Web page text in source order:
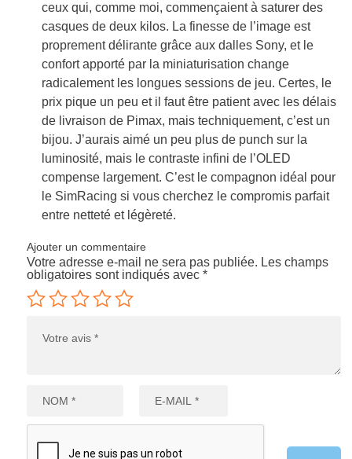
ceux qui, comme moi, commençaient à saturer des
casques de deux kilos. La finesse de l’image est
proprement délirante grâce aux dalles Sony, et le
confort apporté par la miniaturisation change
radicalement les longues sessions de jeu. Certes, le
prix pique un peu et il faut être patient avec les délais
de livraison de Pimax, mais techniquement, c’est un
bijou. J’aurais aimé un peu plus de punch sur la
luminosité, mais le contraste infini de l’OLED
compense largement. C’est le compagnon idéal pour
le SimRacing si vous cherchez le compromis parfait
entre netteté et légèreté.
Ajouter un commentaire
Votre adresse e-mail ne sera pas publiée. Les champs
obligatoires sont indiqués avec *